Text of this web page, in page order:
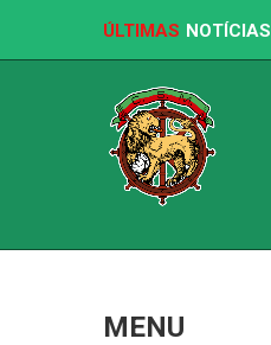
ÚLTIMAS NOTÍCIAS
MENU